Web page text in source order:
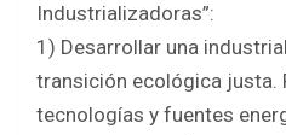
Industrializadoras”:
1) Desarrollar una
transición ecológica justa.
tecnologías y fuentes